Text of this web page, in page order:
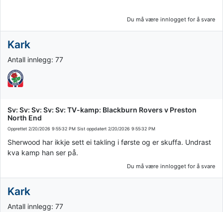
Du må være innlogget for å svare
Kark
Antall innlegg: 77
Sv: Sv: Sv: Sv: Sv: TV-kamp: Blackburn Rovers v Preston
North End
Opprettet 2/20/2026 9:55:32 PM Sist oppdatert 2/20/2026 9:55:32 PM
Sherwood har ikkje sett ei takling i første og er skuffa. Undrast
kva kamp han ser på.
Du må være innlogget for å svare
Kark
Antall innlegg: 77